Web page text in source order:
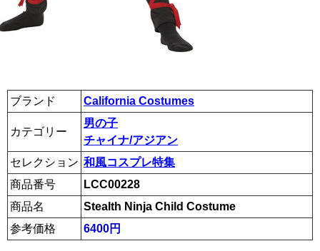
ブランド California Costumes
カテゴリー
男の子
チャイナ/アジアン
セレクション 和風コスプレ特集
商品番号
LCC00228
商品名
Stealth Ninja Child Costume
参考価格
6400円